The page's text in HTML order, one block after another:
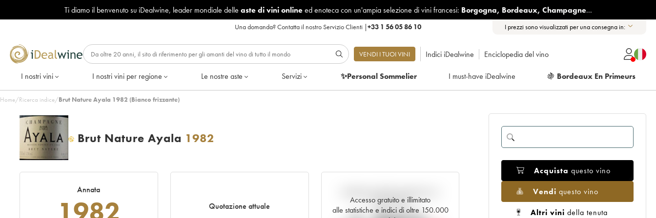
Ti diamo il benvenuto su iDealwine, leader mondiale delle aste di vini onlineed enoteca con un'ampia selezione di vini francesi: Borgogna, Bordeaux, Champagne...
Una domanda?Contatta il nostro Servizio Clienti |+33 1 56 05 86 10 I prezzi sono visualizzati per una consegna in:
VENDI I TUOI VINI Indici iDealwine Enciclopedia del vino
I nostri vini I nostri vini per regione Le nostre aste Servizi ✨Personal Sommelier I must-have iDealwine 🍇 Bordeaux En Primeurs
Home/Ricerca indice/Brut Nature Ayala 1982 (Bianco frizzante)
H Brut Nature Ayala 1982
Annata
Quotazione attuale
Accesso gratuito e illimitato
alle statistiche e indici di oltre 150.000
tempo reale
Acquista questo vino
Vendi questo vino
Altri vini della tenuta